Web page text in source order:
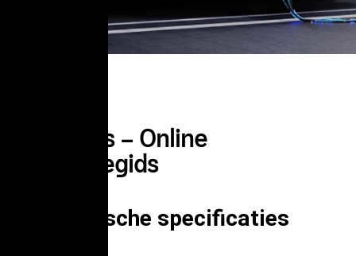
Eiffel Plus – Online
Installatiegids
1. Technische specificaties